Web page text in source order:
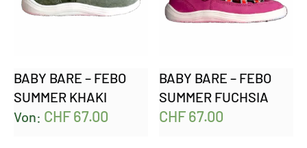
BABY BARE – FEBO
SUMMER KHAKI
Von: CHF67.00
BABY BARE – FEBO
SUMMER FUCHSIA
CHF67.00